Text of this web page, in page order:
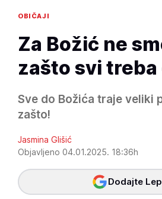
OBIČAJI
Za Božić ne
zašto svi treba
Sve do Božića traje veliki
zašto!
Jasmina Glišić
Objavljeno 04.01.2025. 18:36h
Dodajte